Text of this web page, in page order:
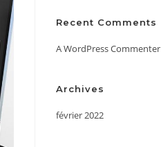
Recent Comments
A WordPress Commenter
Archives
février 2022